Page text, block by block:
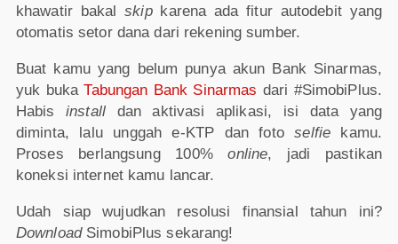
khawatir bakalskipkarena ada fitur autodebit yang
otomatis setor dana dari rekening sumber.
Buat kamu yang belum punya akun Bank Sinarmas,
yuk bukaTabungan Bank Sinarmas dari #SimobiPlus.
Habisinstalldan aktivasi aplikasi, isi data yang
diminta, lalu unggah e-KTP dan fotoselfie kamu.
Proses berlangsung 100%online, jadi pastikan
koneksi internet kamu lancar.
Udah siap wujudkan resolusi finansial tahun ini?
DownloadSimobiPlus sekarang!